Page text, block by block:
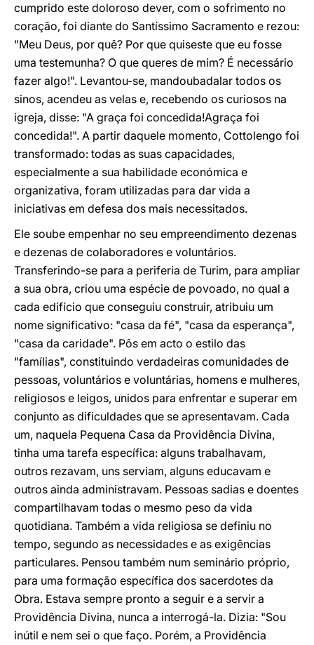
cumprido este doloroso dever, com o sofrimento no
coração, foi diante do Santíssimo Sacramento e rezou:
"Meu Deus, por quê? Por que quiseste que eu fosse
uma testemunha? O que queres de mim? É necessário
fazer algo!". Levantou-se, mandoubadalar todos os
sinos, acendeu as velas e, recebendo os curiosos na
igreja, disse: "A graça foi concedida!Agraça foi
concedida!". A partir daquele momento, Cottolengo foi
transformado: todas as suas capacidades,
especialmente a sua habilidade económica e
organizativa, foram utilizadas para dar vida a
iniciativas em defesa dos mais necessitados.
Ele soube empenhar no seu empreendimento dezenas
e dezenas de colaboradores e voluntários.
Transferindo-se para a periferia de Turim, para ampliar
a sua obra, criou uma espécie de povoado, no qual a
cada edifício que conseguiu construir, atribuiu um
nome significativo: "casa da fé", "casa da esperança",
"casa da caridade". Pôs em acto o estilo das
"famílias", constituindo verdadeiras comunidades de
pessoas, voluntários e voluntárias, homens e mulheres,
religiosos e leigos, unidos para enfrentar e superar em
conjunto as dificuldades que se apresentavam. Cada
um, naquela Pequena Casa da Providência Divina,
tinha uma tarefa específica: alguns trabalhavam,
outros rezavam, uns serviam, alguns educavam e
outros ainda administravam. Pessoas sadias e doentes
compartilhavam todas o mesmo peso da vida
quotidiana. Também a vida religiosa se definiu no
tempo, segundo as necessidades e as exigências
particulares. Pensou também num seminário próprio,
para uma formação específica dos sacerdotes da
Obra. Estava sempre pronto a seguir e a servir a
Providência Divina, nunca a interrogá-la. Dizia: "Sou
inútil e nem sei o que faço. Porém, a Providência